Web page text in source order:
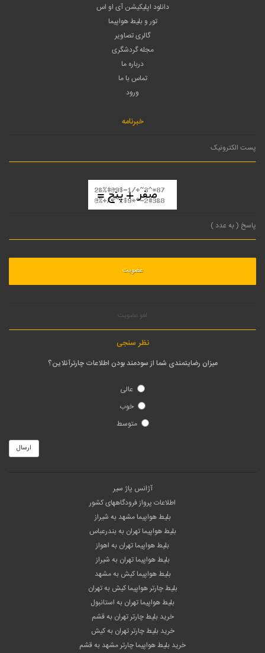
دانلود اپلیکیشن آی او اس
تور و بلیط هواپیما
گالری تصاویر
مجله گردشگری
درباره ما
تماس با ما
ورود
خبرنامه
لغو عضویت
نظر سنجی
میزان رضایتمندی شما از سودمند بودن اطلاعات چارترآنلاین؟
عالی
خوب
متوسط
ارسال
آژانس پاژ سیر
اطلاعات پرواز فرودگاههای کشور
بلیط هواپیما مشهد به شیراز
بلیط هواپیما تهران به بندرعباس
بلیط هواپیما تهران به اهواز
بلیط هواپیما تهران به شیراز
بلیط هواپیما کیش به مشهد
بلیط چارتر هواپیما کیش به تهران
بلیط هواپیما تهران به استانبول
خرید بلیط چارتر تهران به قشم
خرید بلیط چارتر تهران به کیش
خرید بلیط هواپیما چارتر مشهد به قشم